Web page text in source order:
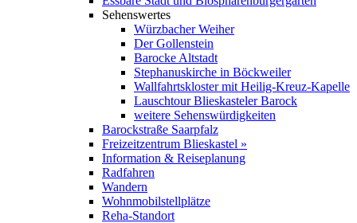
Sehenswertes
Würzbacher Weiher
Der Gollenstein
Barocke Altstadt
Stephanuskirche in Böckweiler
Wallfahrtskloster mit Heilig-Kreuz-Kapelle
Lauschtour Blieskasteler Barock
weitere Sehenswürdigkeiten
Barockstraße Saarpfalz
Freizeitzentrum Blieskastel »
Information & Reiseplanung
Radfahren
Wandern
Wohnmobilstellplätze
Reha-Standort